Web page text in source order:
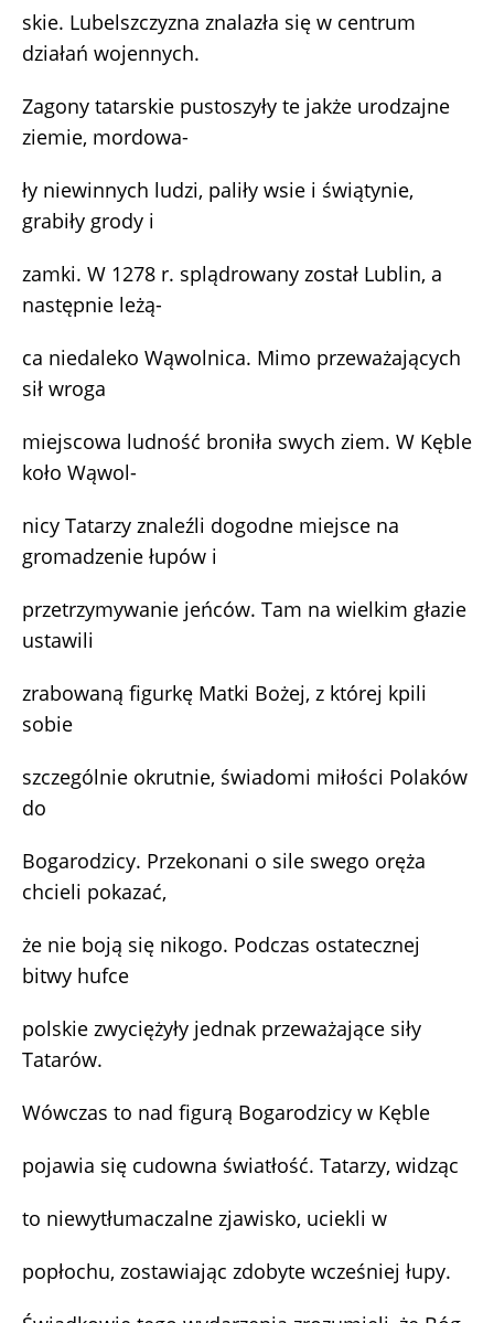
skie. Lubelszczyzna znalazła się w centrum
działań wojennych.
Zagony tatarskie pustoszyły te jakże urodzajne
ziemie, mordowa-
ły niewinnych ludzi, paliły wsie i świątynie,
grabiły grody i
zamki. W 1278 r. splądrowany został Lublin, a
następnie leżą-
ca niedaleko Wąwolnica. Mimo przeważających
sił wroga
miejscowa ludność broniła swych ziem. W Kęble
koło Wąwol-
nicy Tatarzy znaleźli dogodne miejsce na
gromadzenie łupów i
przetrzymywanie jeńców. Tam na wielkim głazie
ustawili
zrabowaną figurkę Matki Bożej, z której kpili
sobie
szczególnie okrutnie, świadomi miłości Polaków
do
Bogarodzicy. Przekonani o sile swego oręża
chcieli pokazać,
że nie boją się nikogo. Podczas ostatecznej
bitwy hufce
polskie zwyciężyły jednak przeważające siły
Tatarów.
Wówczas to nad figurą Bogarodzicy w Kęble
pojawia się cudowna światłość. Tatarzy, widząc
to niewytłumaczalne zjawisko, uciekli w
popłochu, zostawiając zdobyte wcześniej łupy.